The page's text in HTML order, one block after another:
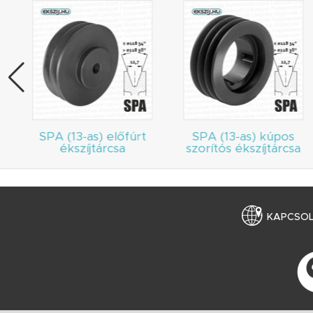
SPA (13-as) előfúrt
ékszíjtárcsa
SPA (13-as) kúpos
szorítós ékszíjtárcsa